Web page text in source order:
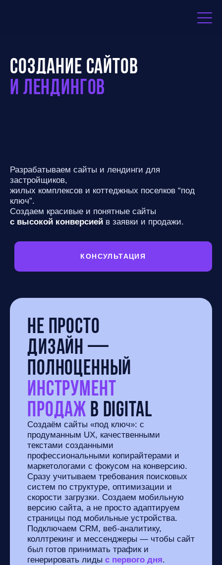
Создание сайтов
и лендингов
Разрабатываем сайты и лендинги для
застройщиков,
жилых комплексов и коттеджных поселков “под
ключ”.
Создаем красивые и понятные сайты
с высокой конверсией в заявки и продажи.
КОНСУЛЬТАЦИЯ
Не просто
дизайн —
полноценный
инструмент
продажв digital
Создаём сайты «под ключ»: с
продуманным UX, качественными
текстами созданными
профессиональными копирайтерами и
маркетологами с фокусом на конверсию.
Сразу учитываем требования поисковых
систем по структуре, оптимизации и
скорости загрузки. Создаем мобильную
версию сайта, а не просто адаптируем
страницы под мобильные устройства.
Подключаем CRM, веб-аналитику,
коллтрекинг и мессенджеры — чтобы сайт
был готов принимать трафик и
генерировать лиды с первого дня.